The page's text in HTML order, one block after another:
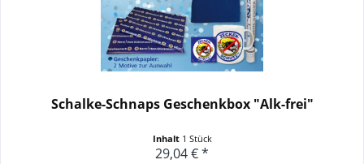
Schalke-Schnaps Geschenkbox "Alk-frei"
Inhalt 1 Stück
29,04 € *